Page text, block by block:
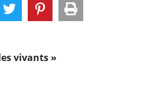
vivants »